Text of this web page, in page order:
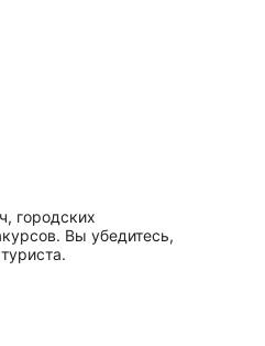
городских
Вы убедитесь,